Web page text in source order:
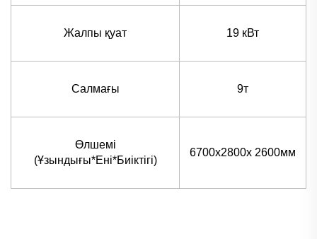
Жалпы қуат 19 кВт
Салмағы 9т
Өлшемі
(Ұзындығы*Ені*Биіктігі)
6700x2800x 2600мм